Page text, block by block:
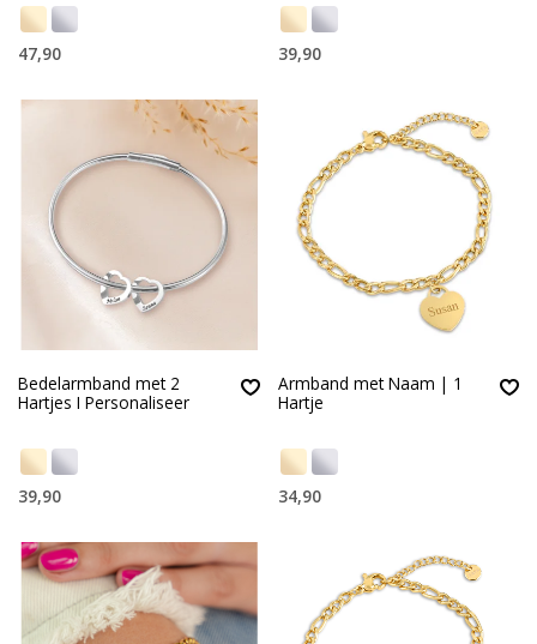
47,90 39,90
Bedelarmband met 2
Hartjes I Personaliseer
39,90
Armband met Naam | 1
Hartje
34,90